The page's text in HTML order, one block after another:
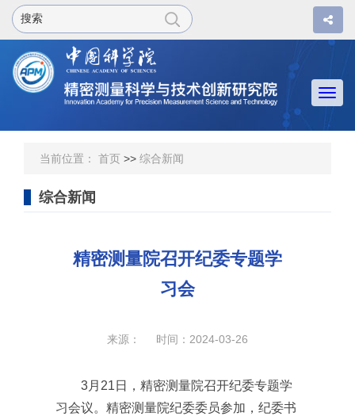
当前位置： 首页 >> 综合新闻
综合新闻
精密测量院召开纪委专题学
习会
来源： 时间：2024-03-26
3月21日，精密测量院召开纪委专题学
习会议。精密测量院纪委委员参加，纪委书